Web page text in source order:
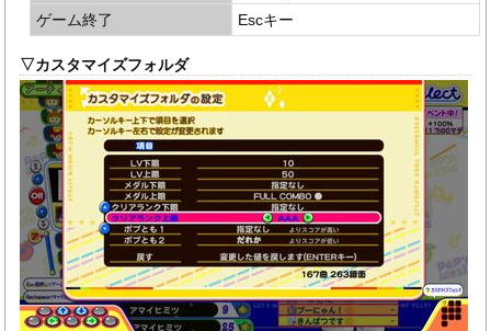
ゲーム終了
Escキー
▽カスタマイズフォルダ